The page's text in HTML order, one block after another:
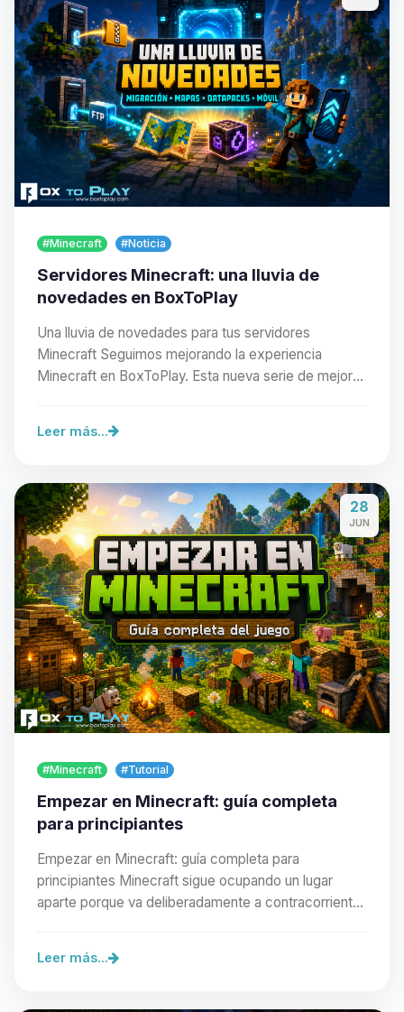
#Minecraft #Noticia
Servidores Minecraft: una lluvia de
novedades en BoxToPlay
Una lluvia de novedades para tus servidores
Minecraft Seguimos mejorando la experiencia
Minecraft en BoxToPlay. Esta nueva serie de mejoras
Leer más...
28
JUN
#Minecraft #Tutorial
Empezar en Minecraft: guía completa
para principiantes
Empezar en Minecraft: guía completa para
principiantes Minecraft sigue ocupando un lugar
aparte porque va deliberadamente a contracorriente
Leer más...
Yupi, por fin alguien con quien
hablar! Soy Choupy, tu pequeno
asistente de BoxToPlay. Cuentame
que necesitas y moveré mis
pequenos circuitos para ayudarte.
07/08/2026 21:27